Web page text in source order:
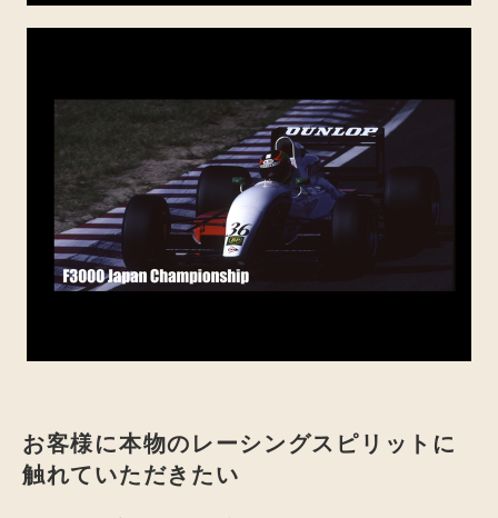
お客様に本物のレーシングスピリットに
触れていただきたい